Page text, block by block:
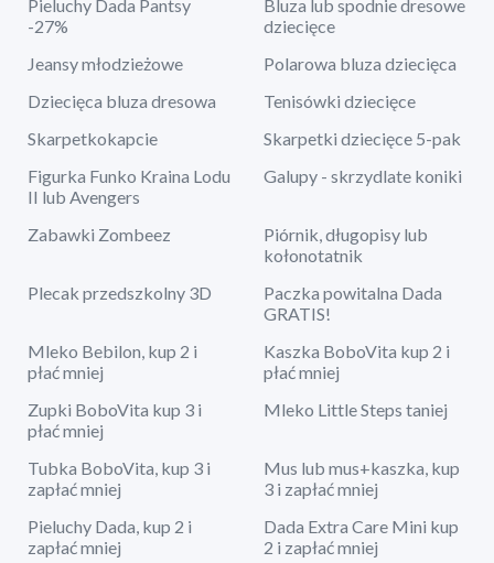
Pieluchy Dada Pantsy
-27%
Bluza lub spodnie dresowe
dziecięce
Jeansy młodzieżowe
Polarowa bluza dziecięca
Dziecięca bluza dresowa
Tenisówki dziecięce
Skarpetkokapcie
Skarpetki dziecięce 5-pak
Figurka Funko Kraina Lodu
II lub Avengers
Galupy - skrzydlate koniki
Zabawki Zombeez
Piórnik, długopisy lub
kołonotatnik
Plecak przedszkolny 3D
Paczka powitalna Dada
GRATIS!
Mleko Bebilon, kup 2 i
płać mniej
Kaszka BoboVita kup 2 i
płać mniej
Zupki BoboVita kup 3 i
płać mniej
Mleko Little Steps taniej
Tubka BoboVita, kup 3 i
zapłać mniej
Mus lub mus+kaszka, kup
3 i zapłać mniej
Pieluchy Dada, kup 2 i
zapłać mniej
Dada Extra Care Mini kup
2 i zapłać mniej